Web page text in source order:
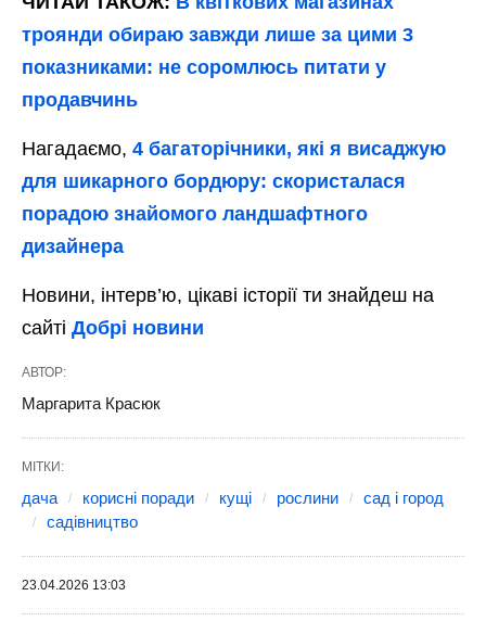
троянди обираю завжди лише за цими 3
показниками: не соромлюсь питати у
продавчинь
Нагадаємо, 4 багаторічники, які я висаджую
для шикарного бордюру: скористалася
порадою знайомого ландшафтного
дизайнера
Новини, інтерв’ю, цікаві історії ти знайдеш на
сайті Добрі новини
АВТОР:
Маргарита Красюк
МІТКИ:
дача корисні поради кущі рослини
сад і город
садівництво
23.04.2026 13:03